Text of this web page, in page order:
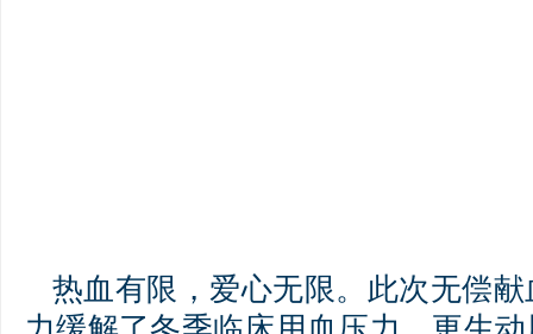
热血有限，爱心无限。此次无偿